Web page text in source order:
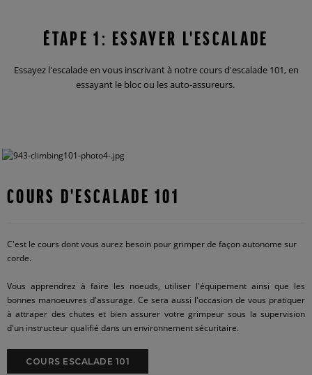
ÉTAPE 1: ESSAYER L'ESCALADE
Essayez l'escalade en vous inscrivant à notre cours d'escalade 101, en
essayant le bloc ou les auto-assureurs.
COURS D'ESCALADE 101
C'est le cours dont vous aurez besoin pour grimper de façon autonome sur
corde.
Vous apprendrez à faire les noeuds, utiliser l'équipement ainsi que les
bonnes manoeuvres d'assurage. Ce sera aussi l'occasion de vous pratiquer
à attraper des chutes et bien assurer votre grimpeur sous la supervision
d'un instructeur qualifié dans un environnement sécuritaire.
COURS ESCALADE 101